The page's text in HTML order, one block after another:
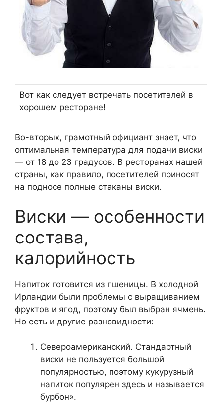
Вот как следует встречать посетителей в
хорошем ресторане!
Во-вторых, грамотный официант знает, что
оптимальная температура для подачи виски
— от 18 до 23 градусов. В ресторанах нашей
страны, как правило, посетителей приносят
на подносе полные стаканы виски.
Виски — особенности
состава,
калорийность
Напиток готовится из пшеницы. В холодной
Ирландии были проблемы с выращиванием
фруктов и ягод, поэтому был выбран ячмень.
Но есть и другие разновидности:
Североамериканский. Стандартный
виски не пользуется большой
популярностью, поэтому кукурузный
напиток популярен здесь и называется
бурбон».